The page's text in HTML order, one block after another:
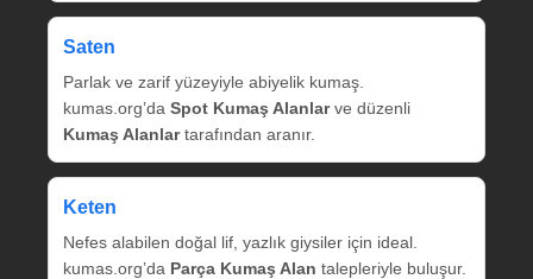
Saten
Parlak ve zarif yüzeyiyle abiyelik kumaş.
kumas.org’da Spot Kumaş Alanlarve düzenli
Kumaş Alanlartarafından aranır.
Keten
Nefes alabilen doğal lif, yazlık giysiler için ideal.
kumas.org’da Parça Kumaş Alan talepleriyle buluşur.